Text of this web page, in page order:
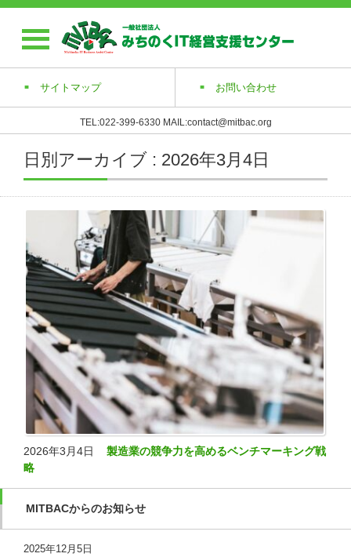
サイトマップ お問い合わせ
TEL:022-399-6330 MAIL:contact@mitbac.org
日別アーカイブ : 2026年3月4日
2026年3月4日 製造業の競争力を高めるベンチマーキング戦
略
MITBACからのお知らせ
2025年12月5日